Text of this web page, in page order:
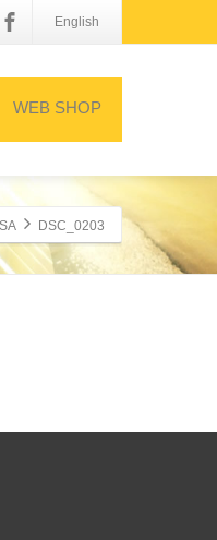
English
WEB SHOP
DSC_0203